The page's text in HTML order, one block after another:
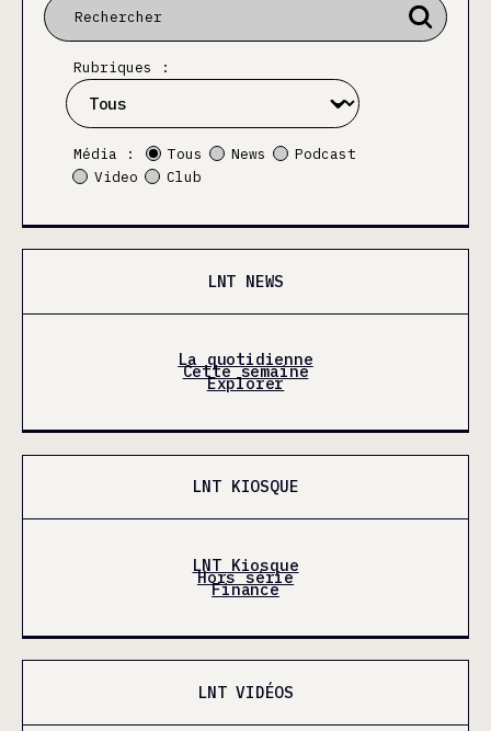
Rubriques :
Média : Tous News
Podcast
Video
Club
LNT NEWS
La quotidienne
Cette semaine
Explorer
LNT KIOSQUE
LNT Kiosque
Hors série
Finance
LNT VIDÉOS